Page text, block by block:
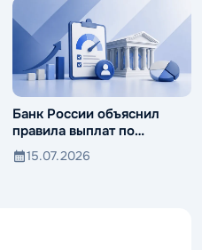
Банк России объяснил
правила выплат по
вкладам иностранцев
15.07.2026